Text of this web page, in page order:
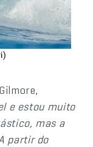
e estou muito
mas a
partir do